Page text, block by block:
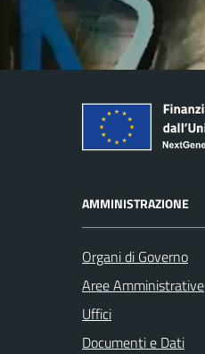
AMMINISTRAZIONE
Organi di Governo
Aree Amministrative
Uffici
Documenti e Dati